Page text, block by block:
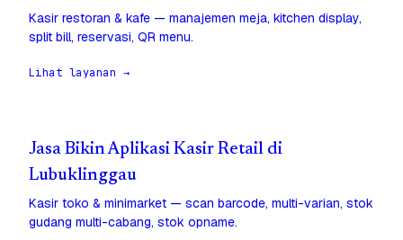
Kasir restoran & kafe — manajemen meja, kitchen display,
split bill, reservasi, QR menu.
Lihat layanan →
Jasa Bikin Aplikasi Kasir Retail di
Lubuklinggau
Kasir toko & minimarket — scan barcode, multi-varian, stok
gudang multi-cabang, stok opname.